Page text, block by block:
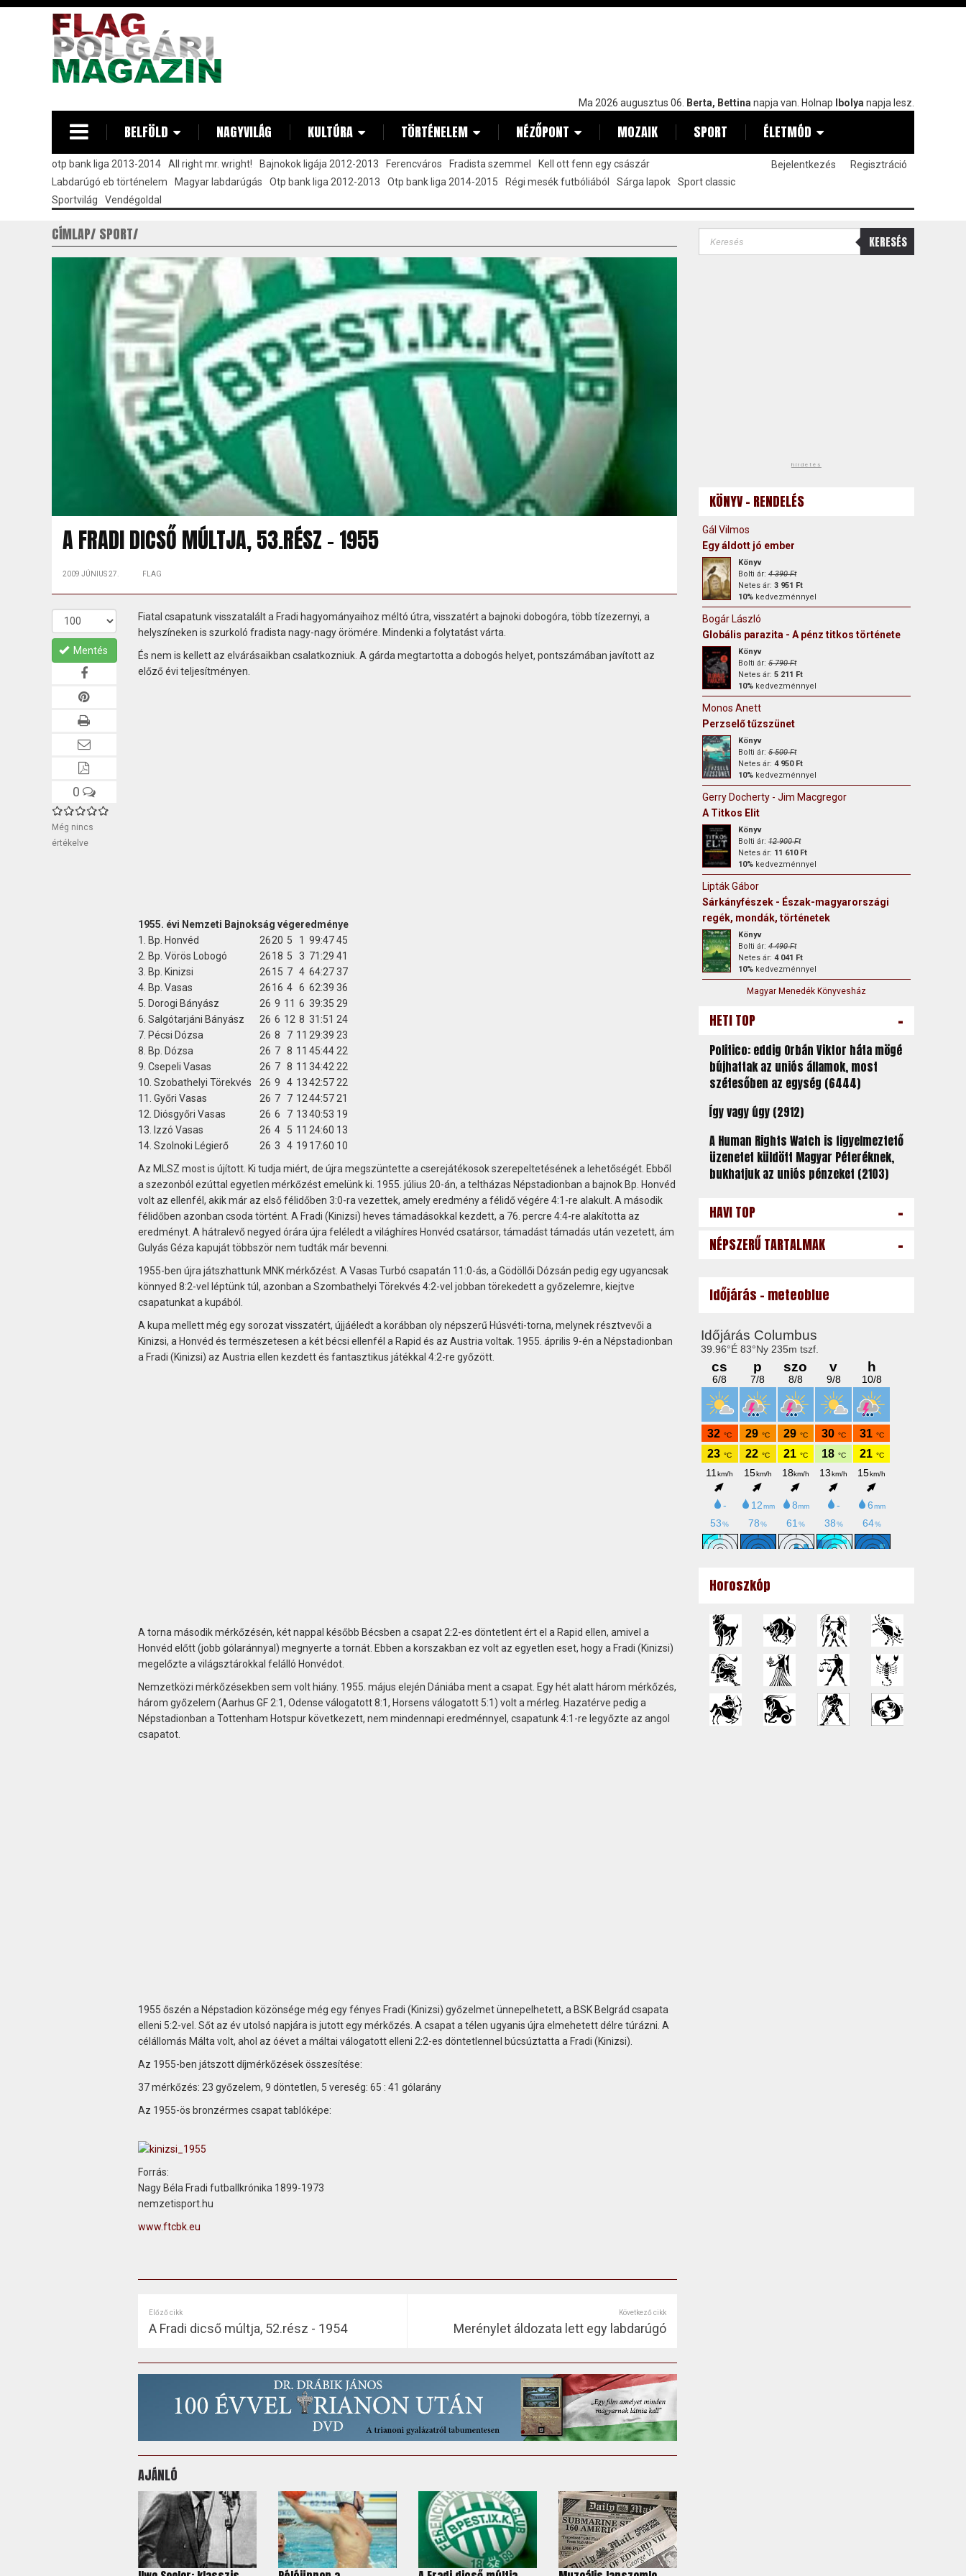
Ma 2026 augusztus 06. Berta, Bettina napja van. Holnap Ibolya napja lesz.
BELFÖLD NAGYVILÁG KULTÚRA TÖRTÉNELEM NÉZŐPONT MOZAIK SPORT ÉLETMÓD
otp bank liga 2013-2014 All right mr. wright! Bajnokok ligája 2012-2013 Ferencváros Fradista szemmel
Kell ott fenn egy császár
Labdarúgó eb történelem
Magyar labdarúgás Otp bank liga 2012-2013 Otp bank liga 2014-2015 Régi mesék futbóliából Sárga lapok
Sport classic
Sportvilág
Vendégoldal
Bejelentkezés Regisztráció
CÍMLAP SPORT
A FRADI DICSŐ MÚLTJA, 53.RÉSZ - 1955
2009 JÚNIUS 27. FLAG
Mentés
0
Még nincs
értékelve
Fiatal csapatunk visszatalált a Fradi hagyományaihoz méltó útra, visszatért a bajnoki dobogóra, több tízezernyi, a
helyszíneken is szurkoló fradista nagy-nagy örömére. Mindenki a folytatást várta.
És nem is kellett az elvárásaikban csalatkozniuk. A gárda megtartotta a dobogós helyet, pontszámában javított az
előző évi teljesítményen.
1955. évi Nemzeti Bajnokság végeredménye
1. Bp. Honvéd
2620 5 1 99:4745
2. Bp. Vörös Lobogó
2618 5 3 71:29 41
3. Bp. Kinizsi
2615 7 4 64:2737
4. Bp. Vasas
2616 4 6 62:39 36
5. Dorogi Bányász
26 9 11 6 39:35 29
6. Salgótarjáni Bányász
26 6 12 8 31:51 24
7. Pécsi Dózsa
26 8 7 11 29:39 23
8. Bp. Dózsa
26 7 8 11 45:44 22
9. Csepeli Vasas
26 7 8 11 34:42 22
10. Szobathelyi Törekvés
26 9 4 1342:57 22
11. Győri Vasas
26 7 7 1244:57 21
12. Diósgyőri Vasas
26 6 7 1340:53 19
13. Izzó Vasas
26 4 5 11 24:60 13
14. Szolnoki Légierő
26 3 4 19 17:60 10
Az MLSZ most is újított. Ki tudja miért, de újra megszüntette a cserejátékosok szerepeltetésének a lehetőségét. Ebből
a szezonból ezúttal egyetlen mérkőzést emelünk ki. 1955. július 20-án, a teltházas Népstadionban a bajnok Bp. Honvéd
volt az ellenfél, akik már az első félidőben 3:0-ra vezettek, amely eredmény a félidő végére 4:1-re alakult. A második
félidőben azonban csoda történt. A Fradi (Kinizsi) heves támadásokkal kezdett, a 76. percre 4:4-re alakította az
eredményt. A hátralevő negyed órára újra feléledt a világhíres Honvéd csatársor, támadást támadás után vezetett, ám
Gulyás Géza kapuját többször nem tudták már bevenni.
1955-ben újra játszhattunk MNK mérkőzést. A Vasas Turbó csapatán 11:0-ás, a Gödöllői Dózsán pedig egy ugyancsak
könnyed 8:2-vel léptünk túl, azonban a Szombathelyi Törekvés 4:2-vel jobban törekedett a győzelemre, kiejtve
csapatunkat a kupából.
A kupa mellett még egy sorozat visszatért, újjáéledt a korábban oly népszerű Húsvéti-torna, melynek résztvevői a
Kinizsi, a Honvéd és természetesen a két bécsi ellenfél a Rapid és az Austria voltak. 1955. április 9-én a Népstadionban
a Fradi (Kinizsi) az Austria ellen kezdett és fantasztikus játékkal 4:2-re győzött.
A torna második mérkőzésén, két nappal később Bécsben a csapat 2:2-es döntetlent ért el a Rapid ellen, amivel a
Honvéd előtt (jobb gólaránnyal) megnyerte a tornát. Ebben a korszakban ez volt az egyetlen eset, hogy a Fradi (Kinizsi)
megelőzte a világsztárokkal felálló Honvédot.
Nemzetközi mérkőzésekben sem volt hiány. 1955. május elején Dániába ment a csapat. Egy hét alatt három mérkőzés,
három győzelem (Aarhus GF 2:1, Odense válogatott 8:1, Horsens válogatott 5:1) volt a mérleg. Hazatérve pedig a
Népstadionban a Tottenham Hotspur következett, nem mindennapi eredménnyel, csapatunk 4:1-re legyőzte az angol
csapatot.
1955 őszén a Népstadion közönsége még egy fényes Fradi (Kinizsi) győzelmet ünnepelhetett, a BSK Belgrád csapata
elleni 5:2-vel. Sőt az év utolsó napjára is jutott egy mérkőzés. A csapat a télen ugyanis újra elmehetett délre túrázni. A
célállomás Málta volt, ahol az óévet a máltai válogatott elleni 2:2-es döntetlennel búcsúztatta a Fradi (Kinizsi).
Az 1955-ben játszott díjmérkőzések összesítése:
37 mérkőzés: 23 győzelem, 9 döntetlen, 5 vereség: 65 : 41 gólarány
Az 1955-ös bronzérmes csapat tablóképe:
Forrás:
Nagy Béla Fradi futballkrónika 1899-1973
nemzetisport.hu
www.ftcbk.eu
Előző cikk
A Fradi dicső múltja, 52.rész - 1954
Következő cikk
Merénylet áldozata lett egy labdarúgó
AJÁNLÓ
KERESÉS
hirdetés
KÖNYV - RENDELÉS
Gál Vilmos
Egy áldott jó ember
Könyv
Bolti ár:4 390 Ft
Netes ár: 3 951 Ft
10%kedvezménnyel
Bogár László
Globális parazita - A pénz titkos története
Könyv
Bolti ár:5 790 Ft
Netes ár: 5 211 Ft
10%kedvezménnyel
Monos Anett
Perzselő tűzszünet
Könyv
Bolti ár:5 500 Ft
Netes ár: 4 950 Ft
10%kedvezménnyel
Gerry Docherty - Jim Macgregor
A Titkos Elit
Könyv
Bolti ár:12 900 Ft
Netes ár: 11 610 Ft
10%kedvezménnyel
Lipták Gábor
Sárkányfészek - Észak-magyarországi
regék, mondák, történetek
Könyv
Bolti ár:4 490 Ft
Netes ár: 4 041 Ft
10%kedvezménnyel
Magyar Menedék Könyvesház
HETI TOP -
Politico: eddig Orbán Viktor háta mögé
bújhattak az uniós államok, most
szétesőben az egység (6444)
Így vagy úgy (2912)
A Human Rights Watch is figyelmeztető
üzenetet küldött Magyar Péteréknek,
bukhatjuk az uniós pénzeket (2103)
HAVI TOP -
NÉPSZERŰ TARTALMAK -
Időjárás - meteoblue
Horoszkóp